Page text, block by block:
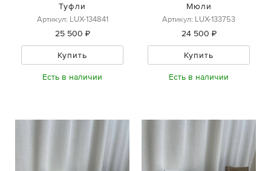
Туфли
Артикул: LUX-134841
25 500 ₽
Купить
Есть в наличии
Мюли
Артикул: LUX-133753
24 500 ₽
Купить
Есть в наличии